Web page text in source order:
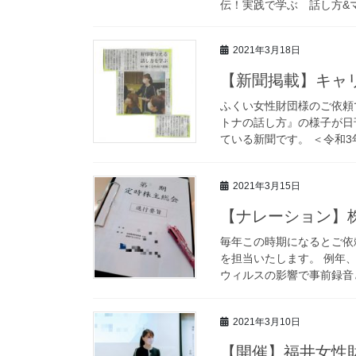
伝！実践で学ぶ 話し方&
2021年3月18日
【新聞掲載】キ
ふくい女性財団様のご依
トナの話し方』の様子が
ている新聞です。 ＜令
2021年3月15日
【ナレーション】
毎年この時期になるとご
を担当いたします。 例年
ウィルスの影響で事前録
2021年3月10日
【開催】福井女